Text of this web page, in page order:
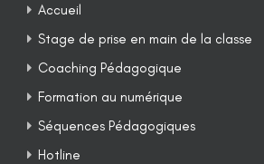
Accueil
Stage de prise en main de la classe
Coaching Pédagogique
Formation au numérique
Séquences Pédagogiques
Hotline